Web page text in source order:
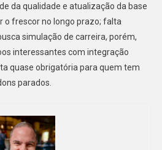
da qualidade e atualização da base
o frescor no longo prazo; falta
simulação de carreira, porém,
interessantes com integração
quase obrigatória para quem tem
parados.